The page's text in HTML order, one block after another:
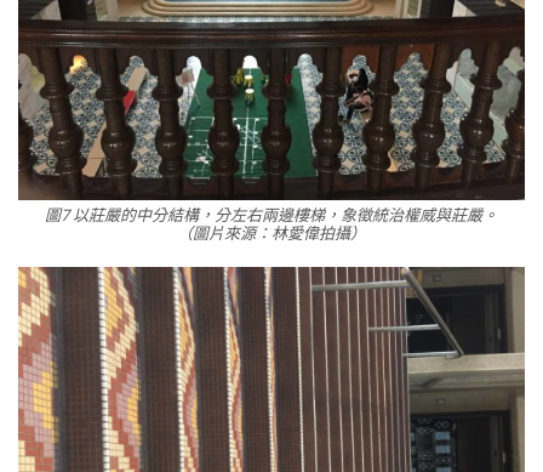
圖7 以莊嚴的中分結構，分左右兩邊樓梯，象徵統治權威與莊嚴。
（圖片來源：林愛偉拍攝）